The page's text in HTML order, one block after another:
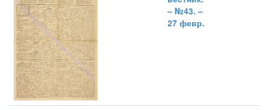
– №43. –
27 февр.